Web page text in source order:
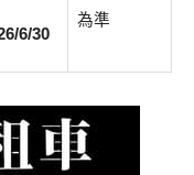
6/30
為準